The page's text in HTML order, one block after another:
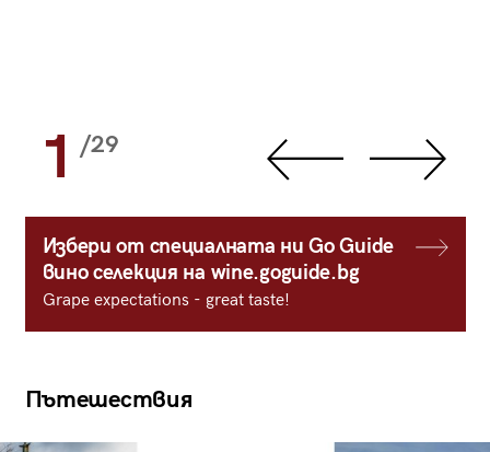
1 /29
Избери от специалната ни Go Guide
вино селекция на wine.goguide.bg
Grape expectations - great taste!
Пътешествия